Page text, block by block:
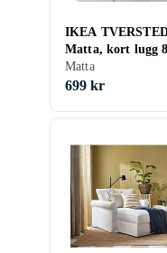
IKEA
Matta, kort lugg
cm
Matta
699 kr